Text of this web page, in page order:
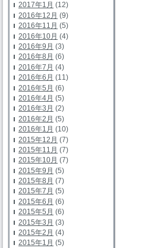
2017年1月 (12)
2016年12月 (9)
2016年11月 (5)
2016年10月 (4)
2016年9月 (3)
2016年8月 (6)
2016年7月 (4)
2016年6月 (11)
2016年5月 (6)
2016年4月 (5)
2016年3月 (2)
2016年2月 (5)
2016年1月 (10)
2015年12月 (7)
2015年11月 (7)
2015年10月 (7)
2015年9月 (5)
2015年8月 (7)
2015年7月 (5)
2015年6月 (6)
2015年5月 (6)
2015年3月 (3)
2015年2月 (4)
2015年1月 (5)